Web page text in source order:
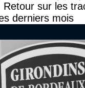
sur les
derniers mois